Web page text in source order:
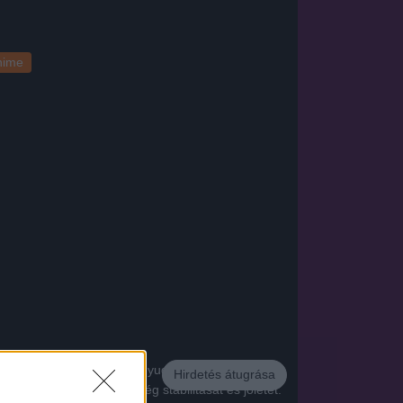
Hirdetés átugrása
ből , egy Írország nyugati városából
biztosítja az emberiség stabilitását és jólétét.